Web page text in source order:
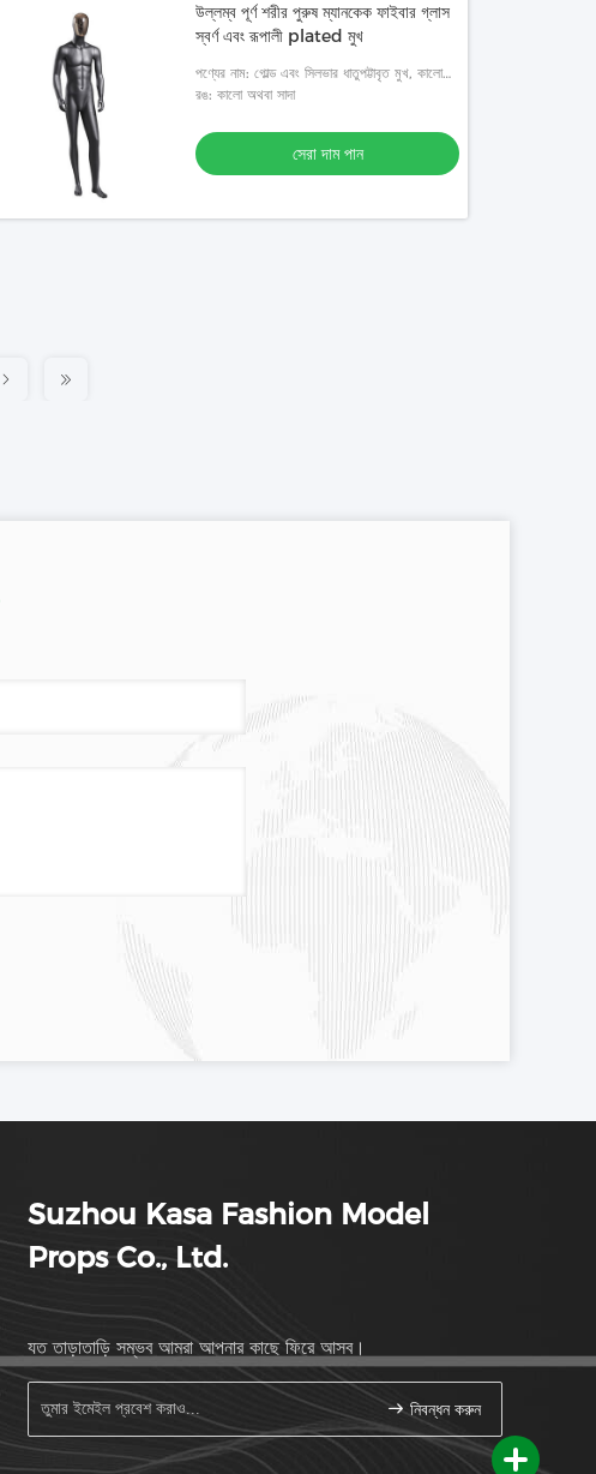
উল্লম্ব পূর্ণ শরীর পুরুষ ম্যানকেক ফাইবার গ্লাস
স্বর্ণ এবং রূপালী plated মুখ
পণ্যের নাম: গোল্ড এবং সিলভার ধাতুপট্টাবৃত মুখ, কালো
পুরো শরীর পুরুষ ম্যানেকুইন
রঙ: কালো অথবা সাদা
সেরা দাম পান
Suzhou Kasa Fashion Model
Props Co., Ltd.
যত তাড়াতাড়ি সম্ভব আমরা আপনার কাছে ফিরে আসব।
নিবন্ধন করুন